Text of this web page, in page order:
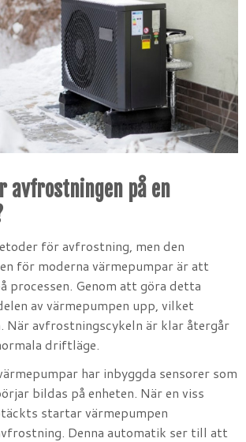
avfrostningen på en
för avfrostning, men den
för moderna värmepumpar är att
processen. Genom att göra detta
av värmepumpen upp, vilket
När avfrostningscykeln är klar återgår
driftläge.
har inbyggda sensorer som
bildas på enheten. När en viss
startar värmepumpen
Denna automatik ser till att